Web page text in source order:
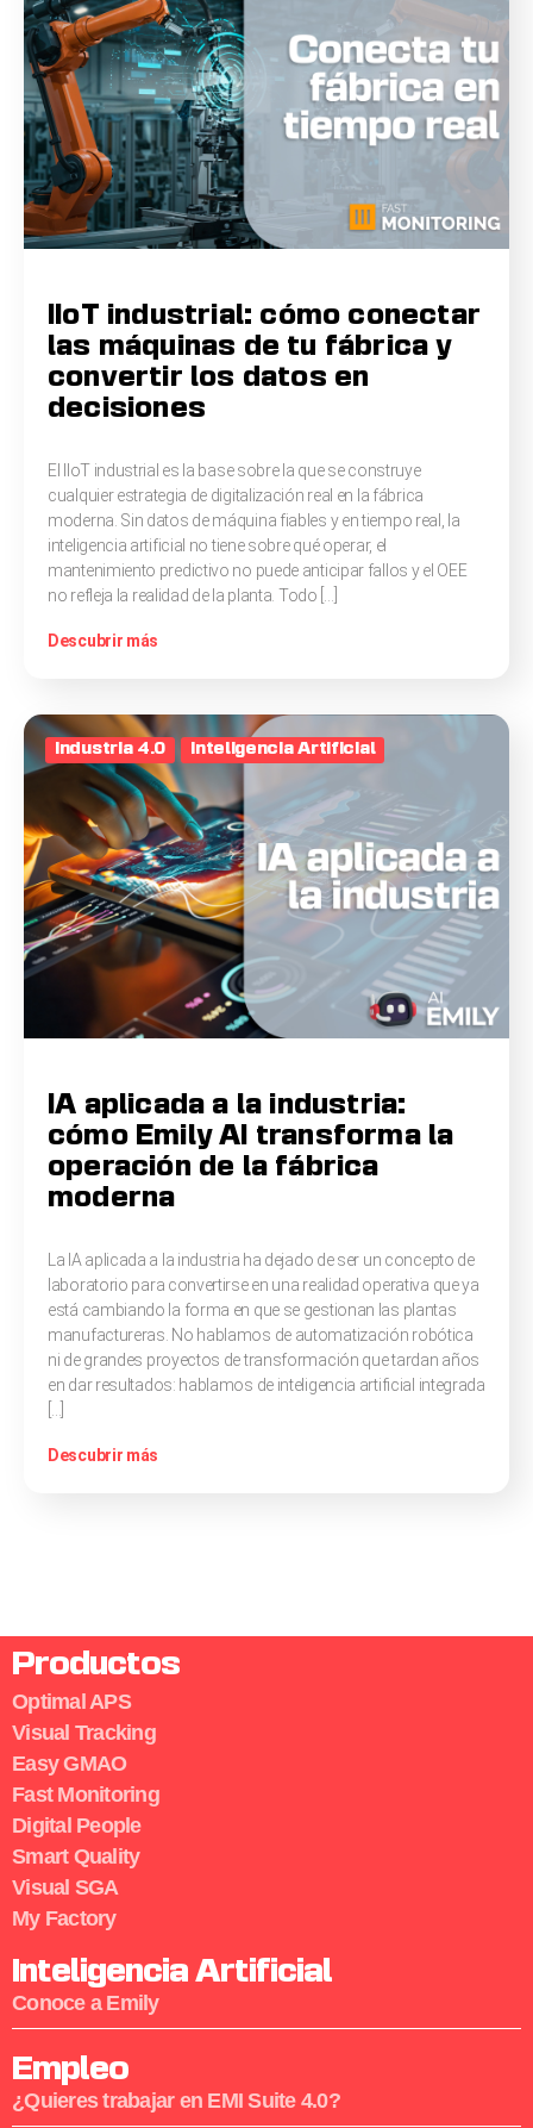
IIoT industrial: cómo conectar
las máquinas de tu fábrica y
convertir los datos en
decisiones
El IIoT industrial es la base sobre la que se construye
cualquier estrategia de digitalización real en la fábrica
moderna. Sin datos de máquina fiables y en tiempo real, la
inteligencia artificial no tiene sobre qué operar, el
mantenimiento predictivo no puede anticipar fallos y el OEE
no refleja la realidad de la planta. Todo […]
Descubrir más
Industria 4.0 Inteligencia Artificial
IA aplicada a la industria:
cómo Emily AI transforma la
operación de la fábrica
moderna
La IA aplicada a la industria ha dejado de ser un concepto de
laboratorio para convertirse en una realidad operativa que ya
está cambiando la forma en que se gestionan las plantas
manufactureras. No hablamos de automatización robótica
ni de grandes proyectos de transformación que tardan años
en dar resultados: hablamos de inteligencia artificial integrada
[…]
Descubrir más
Productos
Optimal APS
Visual Tracking
Easy GMAO
Fast Monitoring
Digital People
Smart Quality
Visual SGA
My Factory
Inteligencia Artificial
Conoce a Emily
Empleo
¿Quieres trabajar en EMI Suite 4.0?